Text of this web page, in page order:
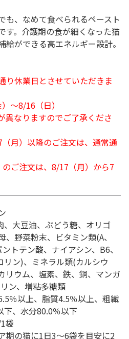
も、なめて食べられるペースト
す。介護期の食が細くなった猫
給ができる高エネルギー設計。
り休業日とさせていただきま
～8/16（日）
異なりますのでご了承くださ
月）以降のご注文は、通常通
ご注文は、8/17（月）から7
、大豆油、ぶどう糖、オリゴ
野菜粉末、ビタミン類(A、
トテン酸、ナイアシン、B6、
ン)、ミネラル類(カルシウ
リウム、塩素、鉄、銅、マンガ
ン、増粘多糖類
％以上、脂質4.5％以上、粗繊
下、水分80.0％以下
袋
期の猫に1日3～6袋を目安に2